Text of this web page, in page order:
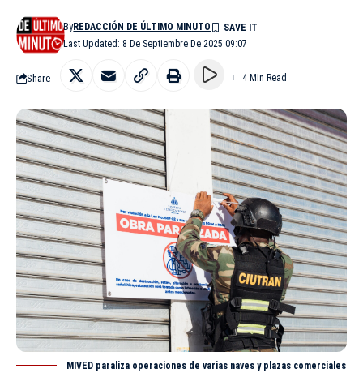
Last Updated: 8 De Septiembre De 2025 09:07
ByREDACCIÓN DE ÚLTIMO MINUTO
Share 4 Min Read
MIVED paraliza operaciones de varias naves y plazas comerciales